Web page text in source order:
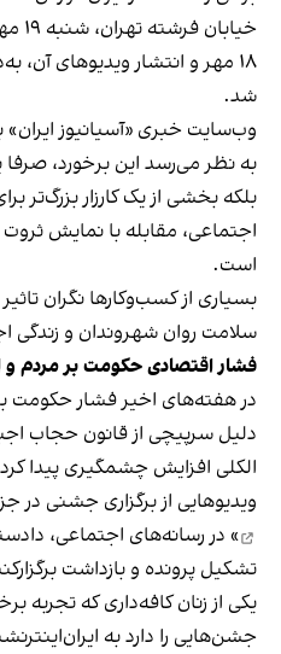
۱۸ مهر و انتشار ویدیوهای
شد.
وب‌سایت خبری «آسیانیوز ایران»
به نظر می‌رسد این برخورد،
بلکه بخشی از یک کارزار بزرگ‌تر
اجتماعی، مقابله با نمایش
است.
بسیاری از کسب‌وکارها نگران
سلامت روان شهروندان و زندگی
فشار اقتصادی حکومت بر مردم و
در هفته‌های اخیر فشار حکومت
دلیل سرپیچی از قانون حجاب
الکلی افزایش چشمگیری پیدا
ویدیوهایی از برگزاری جشنی در
» در رسانه‌های اجتماعی،
تشکیل پرونده و بازداشت
یکی از زنان کافه‌داری که تجربه
جشن‌هایی را دارد به